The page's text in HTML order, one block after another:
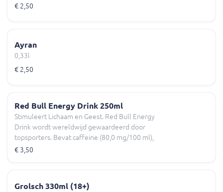
€ 2,50
Ayran
0,33l
€ 2,50
Red Bull Energy Drink 250ml
Stimuleert Lichaam en Geest. Red Bull Energy
Drink wordt wereldwijd gewaardeerd door
topsporters. Bevat caffeine (80,0 mg/100 ml),
0,33l
€ 3,50
Grolsch 330ml (18+)